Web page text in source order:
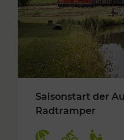
Saisonstart der
Radtramper